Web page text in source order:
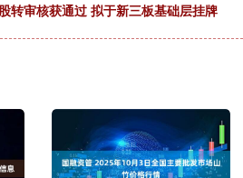
转审核获通过 拟于新三板基础层挂牌